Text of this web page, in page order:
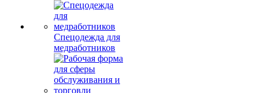
Спецодежда для
медработников